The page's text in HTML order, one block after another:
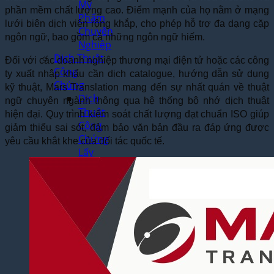
Mỹ
Phẩm
Chuyên
Nghiệp
Dịch Thuật
Công
Chứng
Dịch
Thuật
Công
Chứng
Lấy
Công
Chứng
Nhanh
phần mềm chất lượng cao. Điểm mạnh của họ nằm ở mạng
lưới biên dịch viên rộng khắp, cho phép hỗ trợ đa dạng cặp
ngôn ngữ, bao gồm cả những ngôn ngữ hiếm.
Đối với các doanh nghiệp thương mại điện tử hoặc các công
ty xuất nhập khẩu cần dịch catalogue, hướng dẫn sử dụng
kỹ thuật, Mars Translation mang đến sự nhất quán về thuật
ngữ chuyên ngành thông qua hệ thống bộ nhớ dịch thuật
hiện đại. Quy trình kiểm soát chất lượng đạt chuẩn ISO giúp
giảm thiểu sai sót, đảm bảo văn bản đầu ra đáp ứng được
yêu cầu khắt khe của đối tác quốc tế.